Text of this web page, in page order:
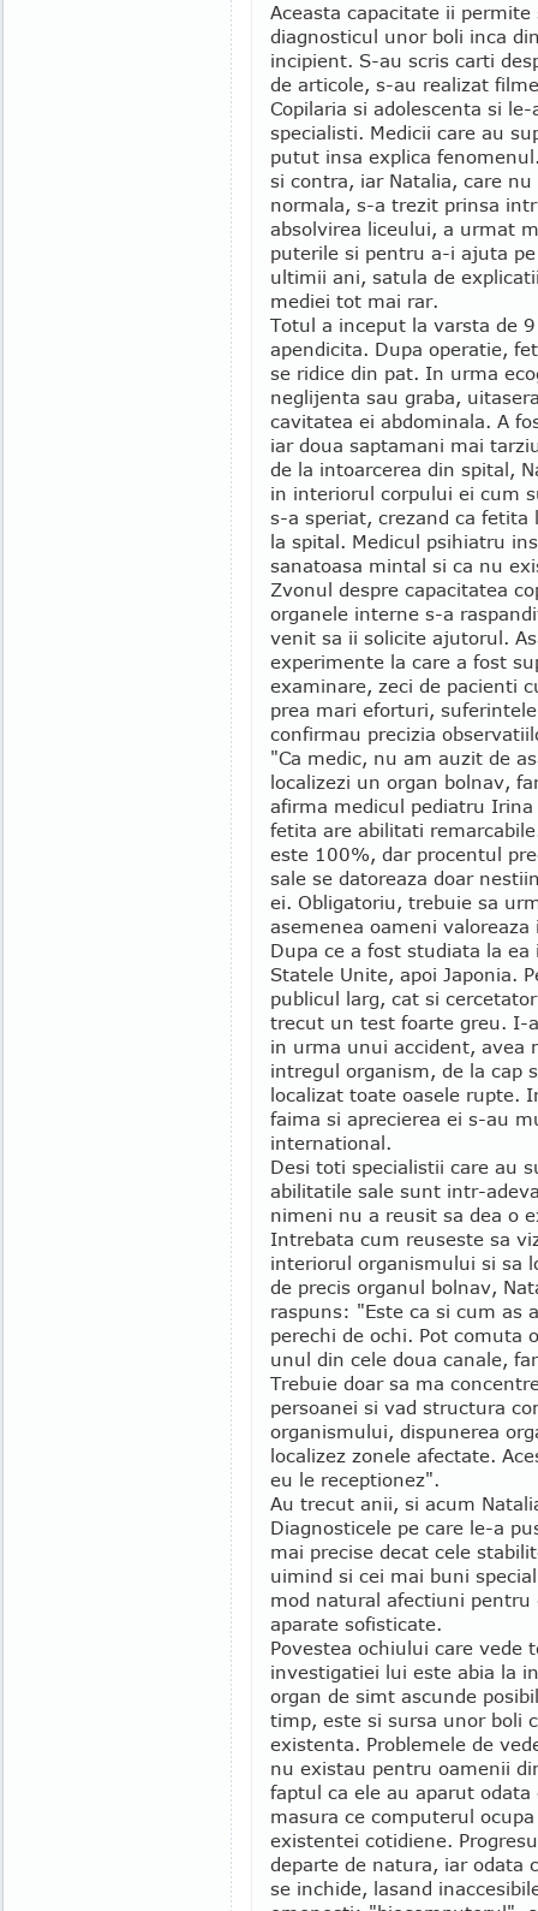
Aceasta capacitate ii permite
diagnosticul unor boli inca
incipient. S-au scris carti
de articole, s-au realizat
Copilaria si adolescenta si
specialisti. Medicii care au
putut insa explica
si contra, iar Natalia, care
normala, s-a trezit prinsa
absolvirea liceului, a urmat
puterile si pentru a-i ajuta
ultimii ani, satula de
mediei tot mai rar.
Totul a inceput la varsta de
apendicita. Dupa operatie,
se ridice din pat. In urma
neglijenta sau graba,
cavitatea ei abdominala. A
iar doua saptamani mai
de la intoarcerea din spital,
in interiorul corpului ei cum
s-a speriat, crezand ca fetita
la spital. Medicul psihiatru
sanatoasa mintal si ca nu
Zvonul despre capacitatea
organele interne s-a
venit sa ii solicite ajutorul.
experimente la care a fost
examinare, zeci de pacienti
prea mari eforturi,
confirmau precizia
"Ca medic, nu am auzit de
localizezi un organ bolnav,
afirma medicul pediatru
fetita are abilitati
este 100%, dar procentul
sale se datoreaza doar
ei. Obligatoriu, trebuie sa
asemenea oameni valoreaza
Dupa ce a fost studiata la
Statele Unite, apoi Japonia.
publicul larg, cat si
trecut un test foarte greu. I-
in urma unui accident, avea
intregul organism, de la cap
localizat toate oasele rupte.
faima si aprecierea ei s-au
international.
Desi toti specialistii care au
abilitatile sale sunt intr-
nimeni nu a reusit sa dea o
Intrebata cum reuseste sa
interiorul organismului si sa
de precis organul bolnav,
raspuns: "Este ca si cum as
perechi de ochi. Pot comuta
unul din cele doua canale,
Trebuie doar sa ma
persoanei si vad structura
organismului, dispunerea
localizez zonele afectate.
eu le receptionez".
Au trecut anii, si acum
Diagnosticele pe care le-a
mai precise decat cele
uimind si cei mai buni
mod natural afectiuni
aparate sofisticate.
Povestea ochiului care
investigatiei lui este abia la
organ de simt ascunde
timp, este si sursa unor boli
existenta. Problemele de
nu existau pentru oamenii
faptul ca ele au aparut
masura ce computerul
existentei cotidiene.
departe de natura, iar odata
se inchide, lasand